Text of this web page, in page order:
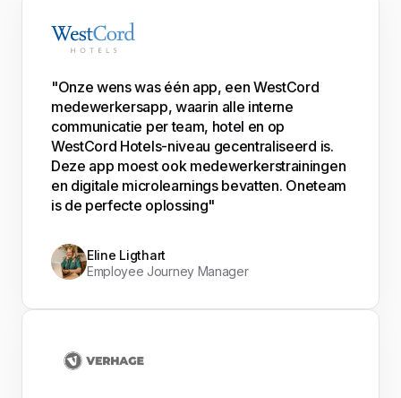
"Onze wens was één app, een WestCord
medewerkersapp, waarin alle interne
communicatie per team, hotel en op
WestCord Hotels-niveau gecentraliseerd is.
Deze app moest ook medewerkerstrainingen
en digitale microlearnings bevatten. Oneteam
is de perfecte oplossing"
Eline Ligthart
Employee Journey Manager